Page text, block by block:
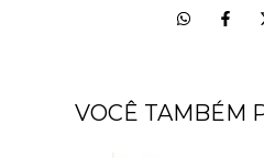
VOCÊ TAMBÉM